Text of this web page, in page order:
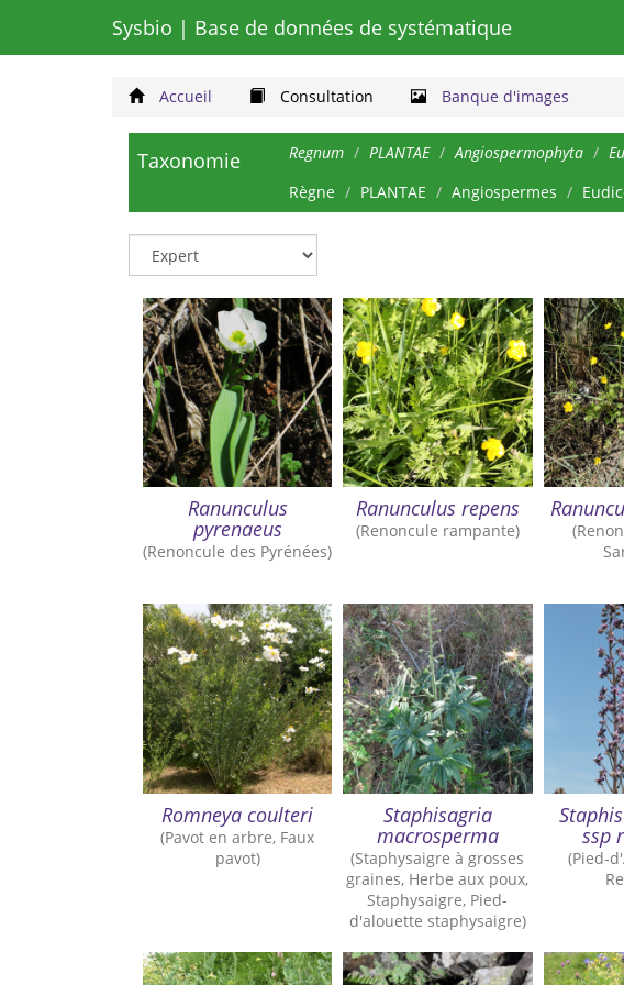
Sysbio | Base de données de systématique
Accueil Consultation Banque d'images
Taxonomie Regnum PLANTAE Angiospermophyta
Règne
PLANTAE Angiospermes
Ranunculus
pyrenaeus
(Renoncule des Pyrénées)
Ranunculus repens
(Renoncule rampante)
Romneya coulteri
(Pavot en arbre, Faux
pavot)
Staphisagria
macrosperma
(Staphysaigre à grosses
graines, Herbe aux poux,
Staphysaigre, Pied-
d'alouette staphysaigre)
ssp
(Pied-